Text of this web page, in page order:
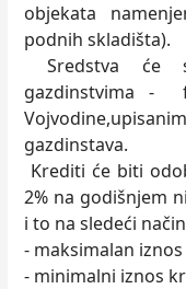
objekata
podnih skladišta).
Sredstva će
gazdinstvima -
gazdinstava.
Krediti će biti
2% na godišnjem
i to na sledeći
- maksimalan
- minimalni iznos